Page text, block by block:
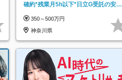
確約*残業月5h以下*日立G受託の安定
350～500万円
神奈川県